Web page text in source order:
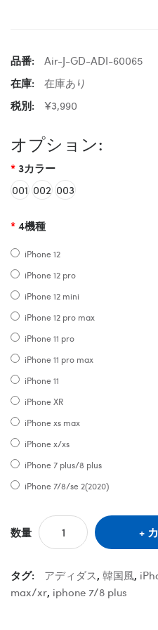
品番:
Air-J-GD-ADI-60065
在庫:
在庫あり
税別:
¥3,990
オプション:
3カラー
001 002 003
4機種
iPhone 12
iPhone 12 pro
iPhone 12 mini
iPhone 12 pro max
iPhone 11 pro
iPhone 11 pro max
iPhone 11
iPhone XR
iPhone xs max
iPhone x/xs
iPhone 7 plus/8 plus
iPhone 7/8/se 2(2020)
数量
タグ: アディダス, 韓国風,
max/xr, iphone 7/8 plus